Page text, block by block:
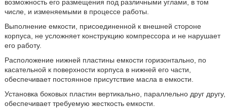
возможность его размещения под различными углами, в том
числе, и изменяемыми в процессе работы.
Выполнение емкости, присоединенной к внешней стороне
корпуса, не усложняет конструкцию компрессора и не нарушает
его работу.
Расположение нижней пластины емкости горизонтально, по
касательной к поверхности корпуса в нижней его части,
обеспечивает постоянное присутствие масла в емкости.
Установка боковых пластин вертикально, параллельно друг другу,
обеспечивает требуемую жесткость емкости.